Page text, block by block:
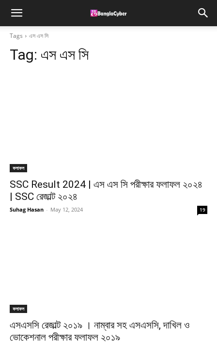
Tags এস এস সি
Tag: এস এস সি
ফলাফল
SSC Result 2024 | এস এস সি পরীক্ষার ফলাফল ২০২৪
| SSC রেজাল্ট ২০২৪
Suhag Hasan - May 12, 2024 19
ফলাফল
এসএসসি রেজাল্ট ২০১৯ । নাম্বার সহ এসএসসি, দাখিল ও
ভোকেশনাল পরীক্ষার ফলাফল ২০১৯